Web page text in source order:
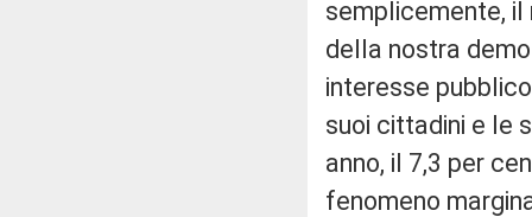
semplicemente, il
della nostra
interesse
suoi cittadini e le
anno, il 7,3 per
fenomeno